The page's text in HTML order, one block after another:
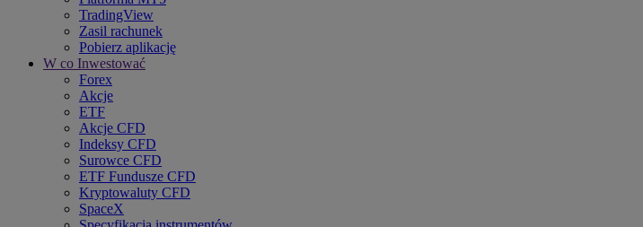
TradingView
Zasil rachunek
Pobierz aplikację
W co Inwestować
Forex
Akcje
ETF
Akcje CFD
Indeksy CFD
Surowce CFD
ETF Fundusze CFD
Kryptowaluty CFD
SpaceX